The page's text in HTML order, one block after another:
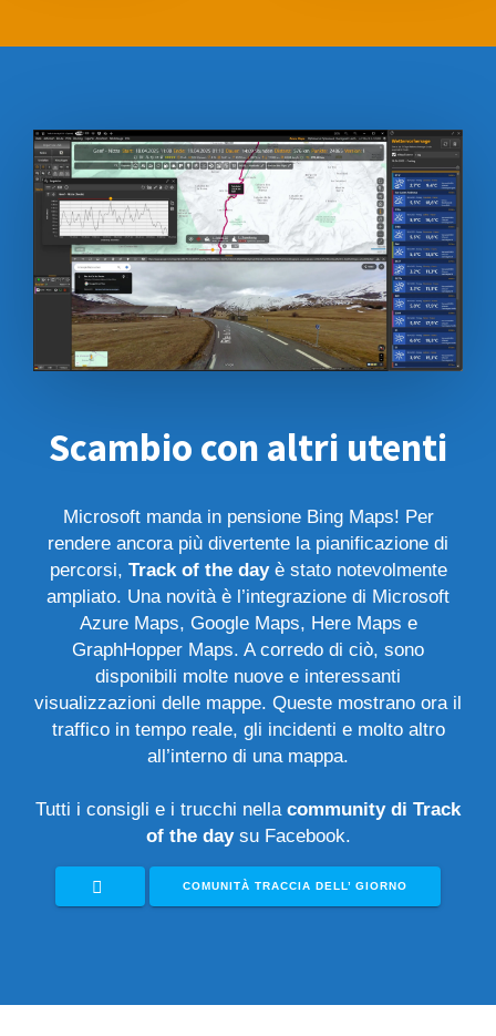
Scambio con altri utenti
Microsoft manda in pensione Bing Maps! Per
rendere ancora più divertente la pianificazione di
percorsi, Track of the dayè stato notevolmente
ampliato. Una novità è l’integrazione di Microsoft
Azure Maps, Google Maps, Here Maps e
GraphHopper Maps. A corredo di ciò, sono
disponibili molte nuove e interessanti
visualizzazioni delle mappe. Queste mostrano ora il
traffico in tempo reale, gli incidenti e molto altro
all’interno di una mappa.
Tutti i consigli e i trucchi nella community di Track
of the day su Facebook.
COMUNITÀ TRACCIA DELL’ GIORNO